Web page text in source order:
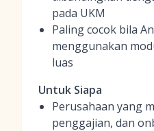
pada UKM
Paling cocok bila
menggunakan
luas
Untuk Siapa
Perusahaan yang
penggajian, dan